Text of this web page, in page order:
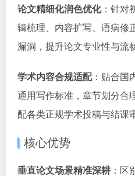
论文精细化润色优化：针对
辑梳理、内容扩写、语病修
漏洞，提升论文专业性与流
学术内容合规适配：贴合国
通用写作标准，章节划分合
配各类正规学术投稿与结课
核心优势
垂直论文场景精准深耕 ：